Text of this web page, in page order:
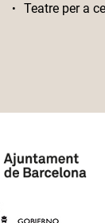
Teatre per a